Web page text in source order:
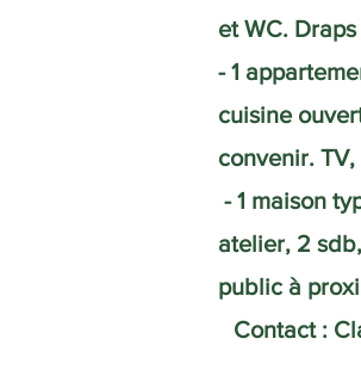
et WC.
- 1
cuisine
convenir.
- 1 maison
atelier, 2
public à
Contact :